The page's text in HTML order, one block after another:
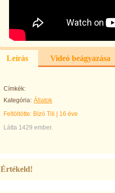
Leírás Videó beágyazása
Címkék:
Kategória: Állatok
Feltöltötte: Bízó Tili
16 éve
Látta 1429 ember.
Értékeld!